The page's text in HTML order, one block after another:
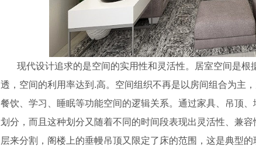
现代设计追求的是空间的实用性和灵活性。居室空间是
透，空间的利用率达到.高。空间组织不再是以房间组合为主
餐饮、学习、睡眠等功能空间的逻辑关系。通过家具、吊顶
划分，而且这种划分又随着不同的时间段表现出灵活性、兼
层来分割，阁楼上的垂幔吊顶又限定了床的范围，这是典型的